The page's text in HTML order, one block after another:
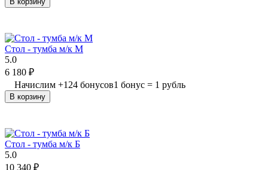
Стол - тумба м/к М
5.0
6 180 ₽
Начислим +124 бонусов1 бонус = 1 рубль
В корзину
Стол - тумба м/к Б
5.0
10 340 ₽